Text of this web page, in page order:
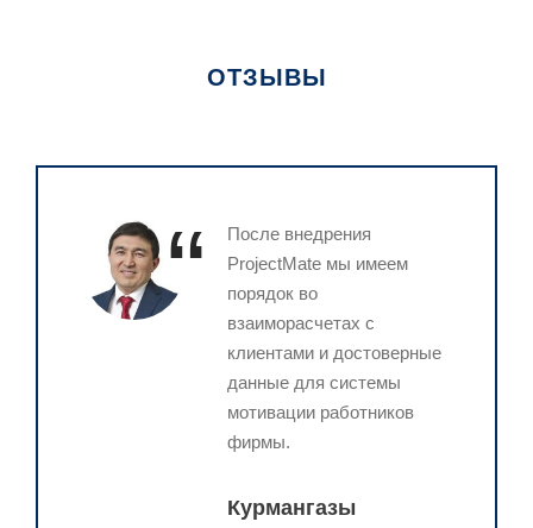
ОТЗЫВЫ
“
После внедрения
ProjectMate мы имеем
порядок во
взаиморасчетах с
клиентами и достоверные
данные для системы
мотивации работников
фирмы.​
Курмангазы